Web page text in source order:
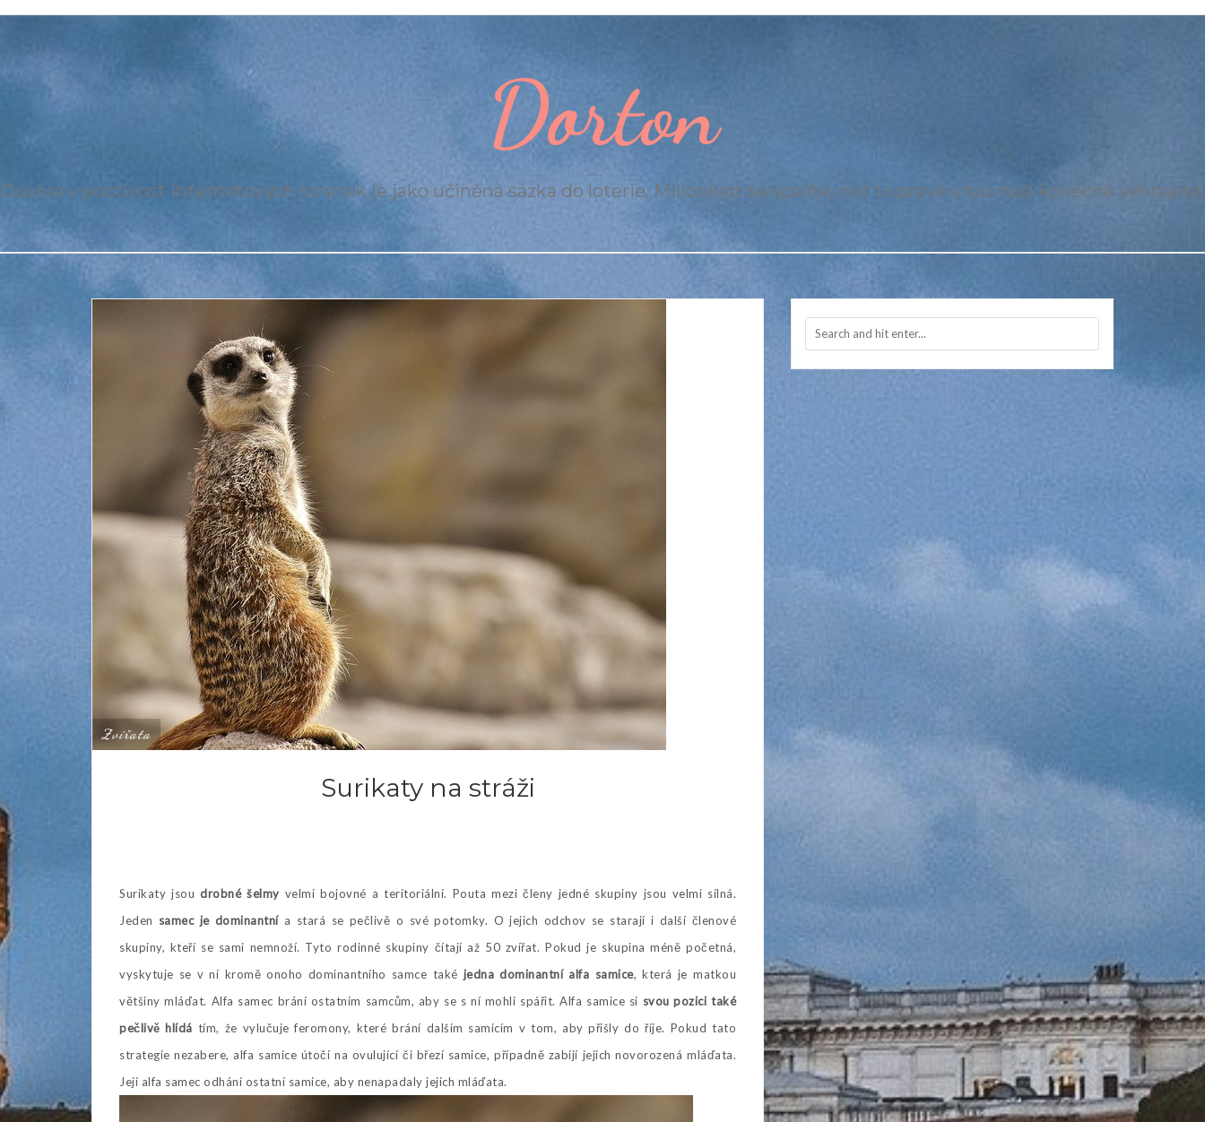
Dorton
Důvěra v poctivost internetových stránek je jako učiněná sázka do loterie. Milionkrát se spálíte, než to právě s tou naší konečně vyhrajete.
Zvířata
Surikaty na stráži
Surikaty jsou drobné šelmy velmi bojovné a teritoriální. Pouta mezi členy jedné skupiny jsou velmi silná.
Jeden samec je dominantnía stará se pečlivě o své potomky. O jejich odchov se starají i další členové
skupiny, kteří se sami nemnoží. Tyto rodinné skupiny čítají až 50 zvířat. Pokud je skupina méně početná,
vyskytuje se v ní kromě onoho dominantního samce také jedna dominantní alfa samice, která je matkou
většiny mláďat. Alfa samec brání ostatním samcům, aby se s ní mohli spářit. Alfa samice si svou pozici také
pečlivě hlídá tím, že vylučuje feromony, které brání dalším samicím v tom, aby přišly do říje. Pokud tato
strategie nezabere, alfa samice útočí na ovulující či březí samice, případně zabíjí jejich novorozená mláďata.
Její alfa samec odhání ostatní samice, aby nenapadaly jejich mláďata.